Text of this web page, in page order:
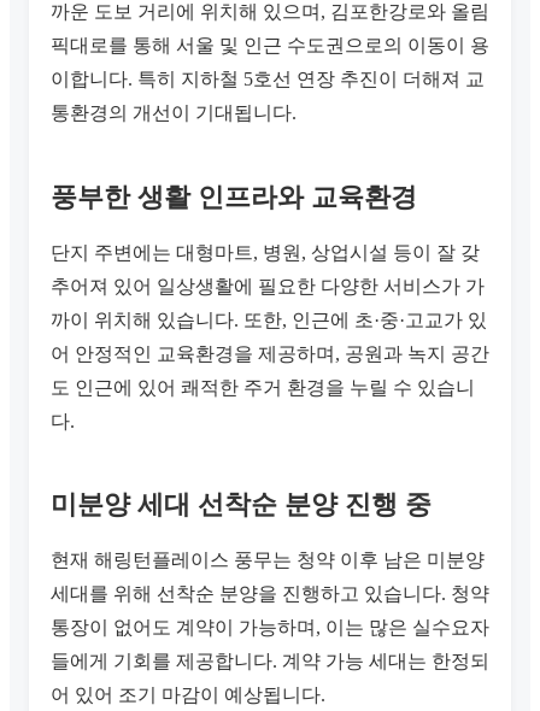
까운 도보 거리에 위치해 있으며, 김포한강로와 올림
픽대로를 통해 서울 및 인근 수도권으로의 이동이 용
이합니다. 특히 지하철 5호선 연장 추진이 더해져 교
통환경의 개선이 기대됩니다.
풍부한 생활 인프라와 교육환경
단지 주변에는 대형마트, 병원, 상업시설 등이 잘 갖
추어져 있어 일상생활에 필요한 다양한 서비스가 가
까이 위치해 있습니다. 또한, 인근에 초·중·고교가 있
어 안정적인 교육환경을 제공하며, 공원과 녹지 공간
도 인근에 있어 쾌적한 주거 환경을 누릴 수 있습니
다.
미분양 세대 선착순 분양 진행 중
현재 해링턴플레이스 풍무는 청약 이후 남은 미분양
세대를 위해 선착순 분양을 진행하고 있습니다. 청약
통장이 없어도 계약이 가능하며, 이는 많은 실수요자
들에게 기회를 제공합니다. 계약 가능 세대는 한정되
어 있어 조기 마감이 예상됩니다.